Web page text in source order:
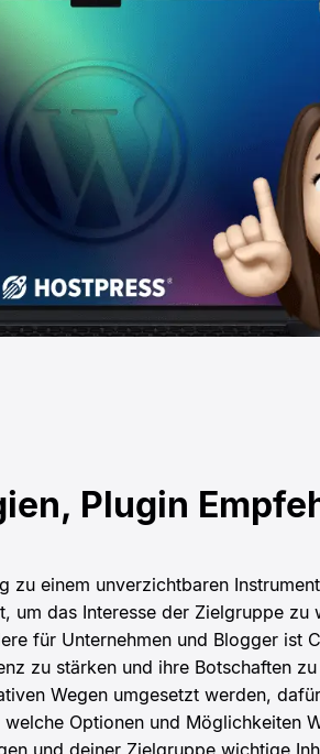
Plugin
zu einem unverzichtbaren
um das Interesse der Zielgruppe zu
für Unternehmen und Blogger ist
zu stärken und ihre Botschaften
Wegen umgesetzt werden,
Optionen und Möglichkeiten
und deiner Zielgruppe wichtige